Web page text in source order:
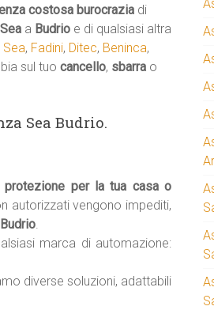
costosa burocrazia di
Sea a Budrio e di qualsiasi altra
Sea, Fadini, Ditec, Beninca,
sul tuo cancello, sbarra o
Sea Budrio.
protezione per la tua casa o
autorizzati vengono impediti,
.
marca di automazione:
diverse soluzioni, adattabili